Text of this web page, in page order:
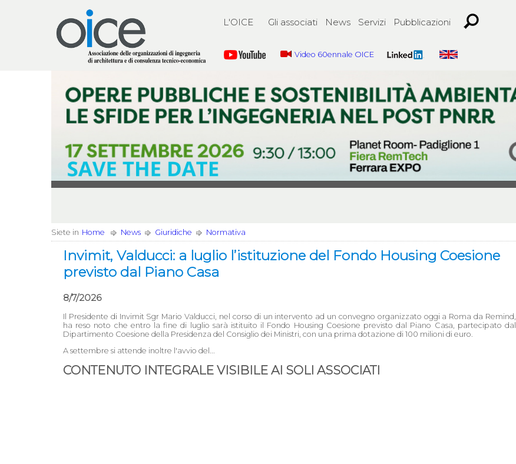
L'OICE Gli associati News Servizi Pubblicazioni
Video 60ennale OICE
Siete in Home News Giuridiche Normativa
Invimit, Valducci: a luglio l’istituzione del Fondo Housing Coesione
previsto dal Piano Casa
8/7/2026
Il Presidente di Invimit Sgr Mario Valducci, nel corso di un intervento ad un convegno organizzato oggi a Roma da Remind,
ha reso noto che entro la fine di luglio sarà istituito il Fondo Housing Coesione previsto dal Piano Casa, partecipato dal
Dipartimento Coesione della Presidenza del Consiglio dei Ministri, con una prima dotazione di 100 milioni di euro.
A settembre si attende inoltre l'avvio del...
CONTENUTO INTEGRALE VISIBILE AI SOLI ASSOCIATI